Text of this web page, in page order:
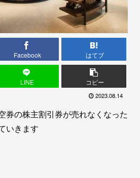
Facebook はてブ
LINE コピー
2023.08.14
券の株主割引券が売れなくなった
いきます